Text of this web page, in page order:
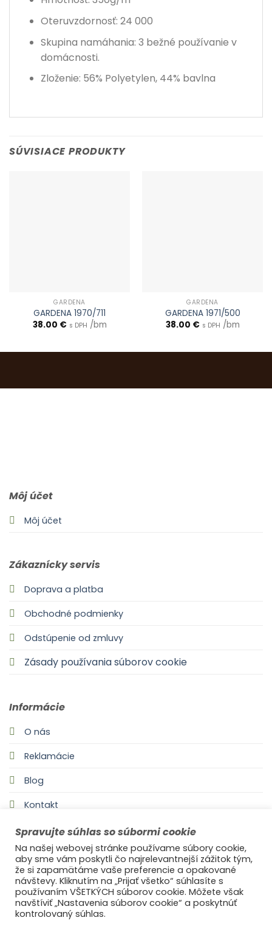
Oteruvzdornosť: 24 000
Skupina namáhania: 3 bežné používanie v
domácnosti.
Zloženie: 56% Polyetylen, 44% bavlna
SÚVISIACE PRODUKTY
GARDENA
GARDENA 1970/711
38.00 € s DPH /bm
GARDENA
GARDENA 1971/500
38.00 € s DPH /bm
Môj účet
Môj účet
Zákaznícky servis
Doprava a platba
Obchodné podmienky
Odstúpenie od zmluvy
Zásady používania súborov cookie
Informácie
O nás
Reklamácie
Blog
Kontakt
©2021Ufonaut - Webcreation
Spravujte súhlas so súbormi cookie
Na našej webovej stránke používame súbory cookie,
aby sme vám poskytli čo najrelevantnejší zážitok tým,
že si zapamätáme vaše preferencie a opakované
návštevy. Kliknutím na „Prijať všetko“ súhlasíte s
používaním VŠETKÝCH súborov cookie. Môžete však
navštíviť „Nastavenia súborov cookie“ a poskytnúť
kontrolovaný súhlas.